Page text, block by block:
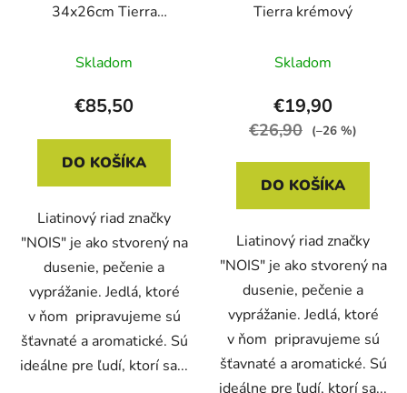
34x26cm Tierra
Skladom
€85,50
DO KOŠÍKA
Liatinový riad značky
"NOIS" je ako stvorený na
dusenie, pečenie a
vyprážanie. Jedlá, ktoré
v ňom pripravujeme sú
šťavnaté a aromatické. Sú
ideálne pre ľudí, ktorí sa...
Tierra krémový
Skladom
€19,90
€26,90 (–26 %)
DO KOŠÍKA
Liatinový riad značky
"NOIS" je ako stvorený na
dusenie, pečenie a
vyprážanie. Jedlá, ktoré
v ňom pripravujeme sú
šťavnaté a aromatické. Sú
ideálne pre ľudí, ktorí sa...